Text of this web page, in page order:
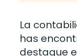
La
has
destaque